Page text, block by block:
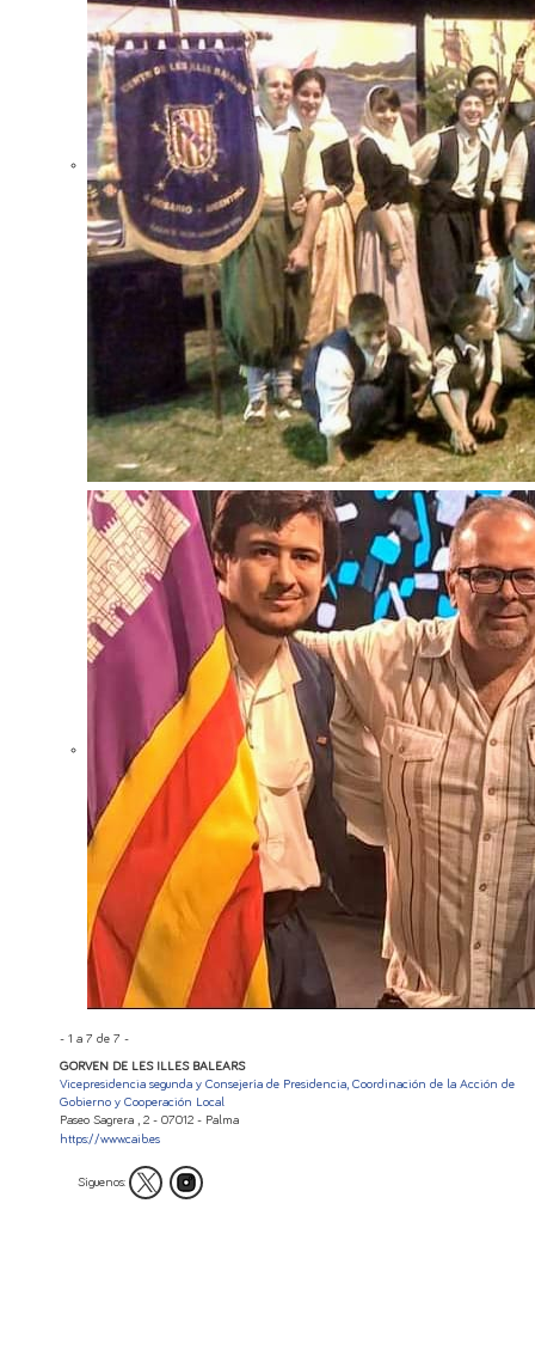
-1 a7 de7 -
GORVEN DE LES ILLES BALEARS
Vicepresidencia segunda y Consejería de Presidencia, Coordinación de la Acción de
Gobierno y Cooperación Local
Paseo Sagrera , 2 - 07012 - Palma
https://www.caib.es
Síguenos: